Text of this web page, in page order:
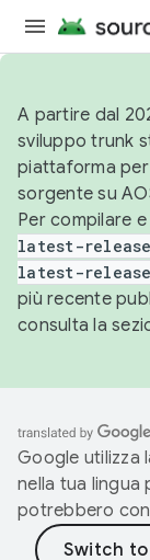
A partire dal
sviluppo trunk
piattaforma
sorgente su
Per compilare
latest-release
latest-release
più recente
consulta la
Google utilizza
nella tua lingua
potrebbero